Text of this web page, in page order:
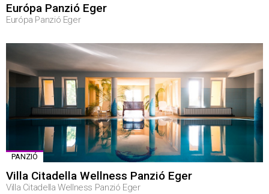
Európa Panzió Eger
Európa Panzió Eger
PANZIÓ
Villa Citadella Wellness Panzió Eger
Villa Citadella Wellness Panzió Eger